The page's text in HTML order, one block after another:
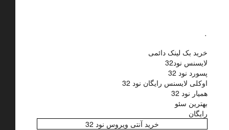
خرید بک لینک دائمی
لایسنس نود32
پسورد نود 32
اوکلی لایسنس رایگان نود 32
همیار نود 32
بهترین سئو
رایگان
خرید آنتی ویروس نود 32